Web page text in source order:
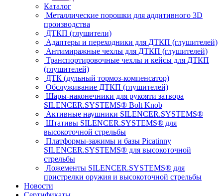
Каталог
Металлические порошки для аддитивного 3D
производства
ДТКП (глушители)
Адаптеры и переходники для ДТКП (глушителей)
Антимиражные чехлы для ДТКП (глушителей)
Транспортировочные чехлы и кейсы для ДТКП
(глушителей)
ДТК (дульный тормоз-компенсатор)
Обслуживание ДТКП (глушителей)
Шары-наконечники для рукояти затвора
SILENCER.SYSTEMS® Bolt Knob
Активные наушники SILENCER.SYSTEMS®
Штативы SILENCER.SYSTEMS® для
высокоточной стрельбы
Платформы-зажимы и базы Picatinny
SILENCER.SYSTEMS® для высокоточной
стрельбы
Ложементы SILENCER.SYSTEMS® для
пристрелки оружия и высокоточной стрельбы
Новости